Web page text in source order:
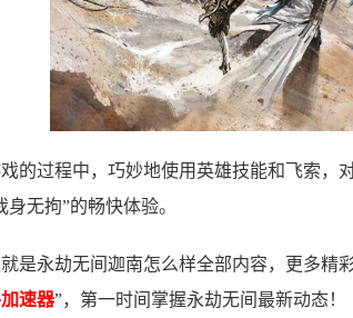
的过程中，巧妙地使用英雄技能和飞索，
身无拘”的畅快体验。
是永劫无间迦南怎么样全部内容，更多精
速器”，第一时间掌握永劫无间最新动态！